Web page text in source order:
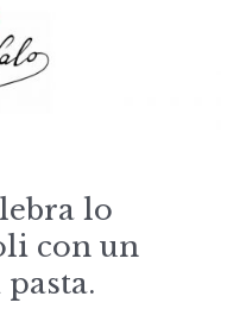
lo
con un